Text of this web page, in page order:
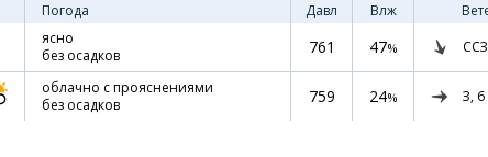
Погода Давл Влж
ясно
без осадков
761 47%
облачно с прояснениями
без осадков
759 24% З, 6